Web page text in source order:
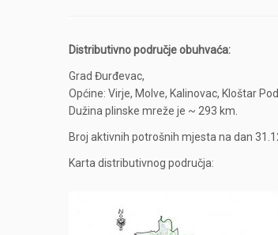
Distributivno područje obuhvaća:
Grad Đurđevac,
Općine: Virje, Molve, Kalinovac, Kloštar
Dužina plinske mreže je ~ 293 km.
Broj aktivnih potrošnih mjesta na dan
Karta distributivnog područja: